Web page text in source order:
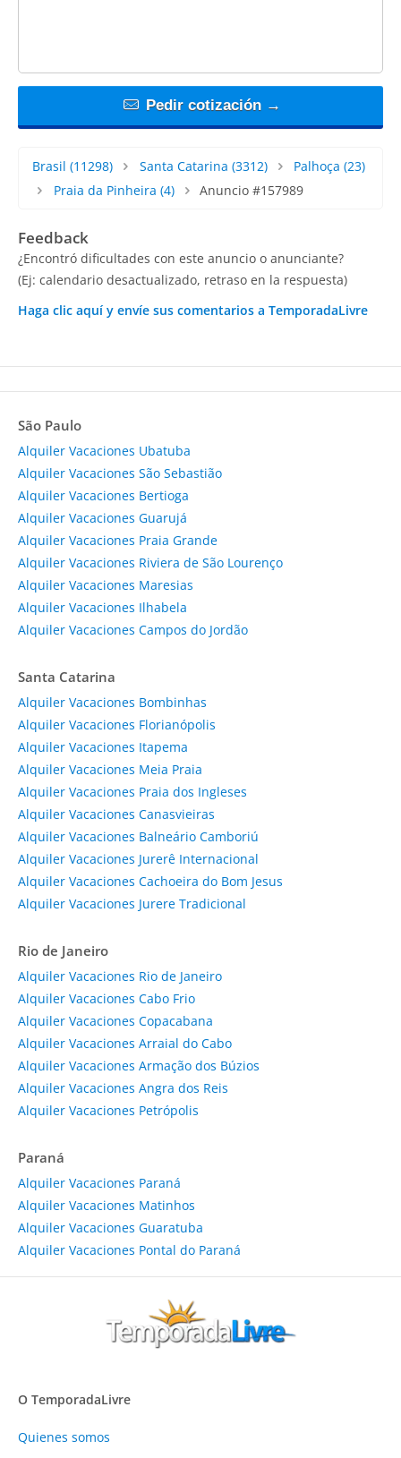
Pedir cotización →
Brasil (11298) Santa Catarina (3312) Palhoça (23)
Praia da Pinheira (4) Anuncio #157989
Feedback
¿Encontró dificultades con este anuncio o anunciante?
(Ej: calendario desactualizado, retraso en la respuesta)
Haga clic aquí y envíe sus comentarios a TemporadaLivre
São Paulo
Alquiler Vacaciones Ubatuba
Alquiler Vacaciones São Sebastião
Alquiler Vacaciones Bertioga
Alquiler Vacaciones Guarujá
Alquiler Vacaciones Praia Grande
Alquiler Vacaciones Riviera de São Lourenço
Alquiler Vacaciones Maresias
Alquiler Vacaciones Ilhabela
Alquiler Vacaciones Campos do Jordão
Santa Catarina
Alquiler Vacaciones Bombinhas
Alquiler Vacaciones Florianópolis
Alquiler Vacaciones Itapema
Alquiler Vacaciones Meia Praia
Alquiler Vacaciones Praia dos Ingleses
Alquiler Vacaciones Canasvieiras
Alquiler Vacaciones Balneário Camboriú
Alquiler Vacaciones Jurerê Internacional
Alquiler Vacaciones Cachoeira do Bom Jesus
Alquiler Vacaciones Jurere Tradicional
Rio de Janeiro
Alquiler Vacaciones Rio de Janeiro
Alquiler Vacaciones Cabo Frio
Alquiler Vacaciones Copacabana
Alquiler Vacaciones Arraial do Cabo
Alquiler Vacaciones Armação dos Búzios
Alquiler Vacaciones Angra dos Reis
Alquiler Vacaciones Petrópolis
Paraná
Alquiler Vacaciones Paraná
Alquiler Vacaciones Matinhos
Alquiler Vacaciones Guaratuba
Alquiler Vacaciones Pontal do Paraná
O TemporadaLivre
Quienes somos